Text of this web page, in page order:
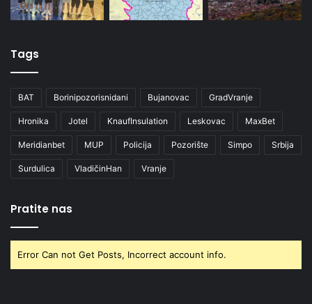
Tags
BAT Borinipozorisnidani Bujanovac GradVranje
Hronika Jotel KnaufInsulation Leskovac MaxBet
Meridianbet MUP Policija Pozorište Simpo Srbija
Surdulica VladičinHan Vranje
Pratite nas
Error Can not Get Posts, Incorrect account info.